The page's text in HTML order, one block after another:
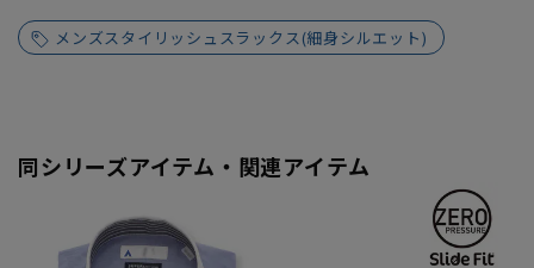
メンズスタイリッシュスラックス(細身シルエット)
同シリーズアイテム・関連アイテム